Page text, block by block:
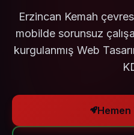
Erzincan Kemah
mobilde sorunsuz
kurgulanmış Web
Hemen